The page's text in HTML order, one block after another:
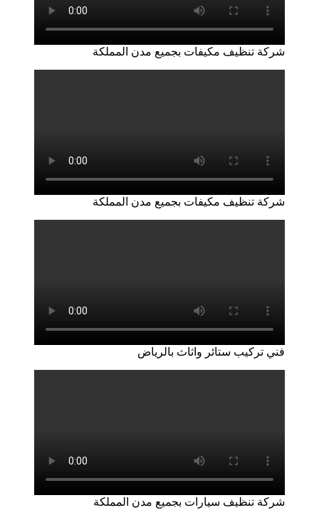
شركة تنظيف مكيفات بجميع مدن المملكة
شركة تنظيف مكيفات بجميع مدن المملكة
فني تركيب ستائر واثاث بالرياض
شركة تنظيف سيارات بجميع مدن المملكة